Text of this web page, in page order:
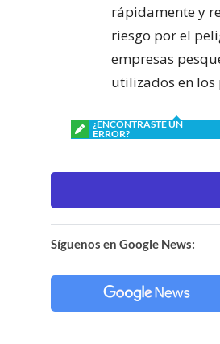
rápidamente y
riesgo por el
empresas
utilizados en los
¿ENCONTRASTE UN
ERROR?
Síguenos en Google News: